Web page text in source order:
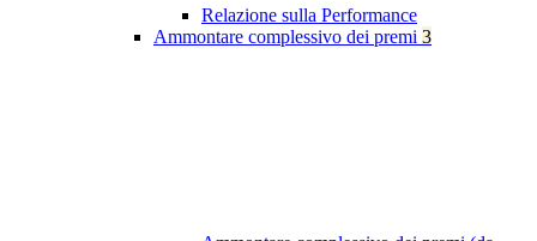
Relazione sulla Performance
Ammontare complessivo dei premi 3